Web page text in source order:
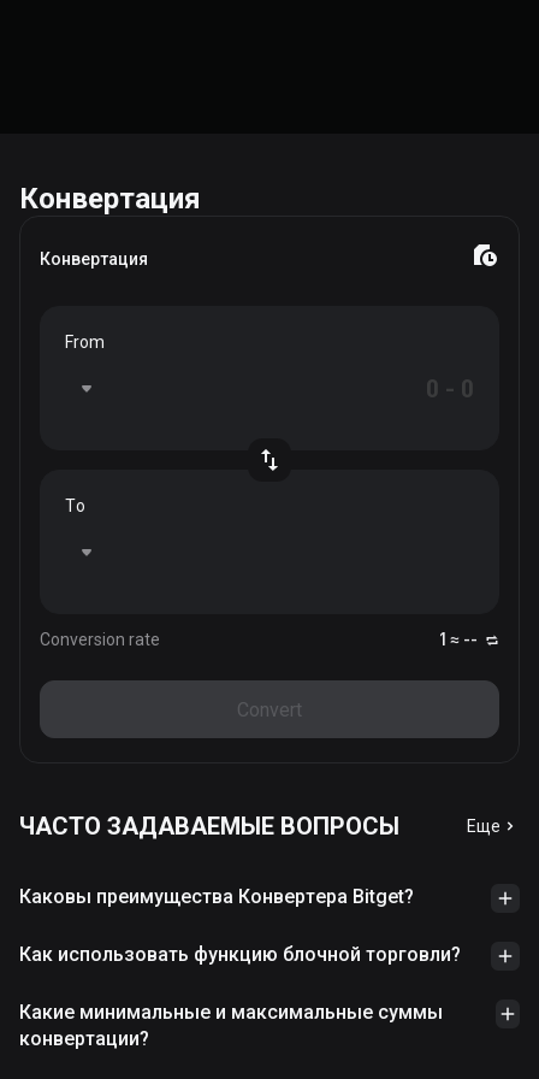
Конвертация
Конвертация
From
To
Conversion rate 1 ≈ --
Convert
ЧАСТО ЗАДАВАЕМЫЕ ВОПРОСЫ Еще
Каковы преимущества Конвертера Bitget?
Как использовать функцию блочной торговли?
Какие минимальные и максимальные суммы
конвертации?